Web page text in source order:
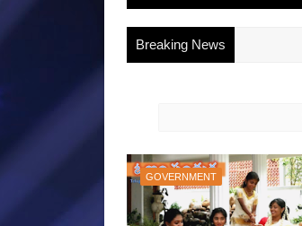
Breaking News
GOVERNMENT